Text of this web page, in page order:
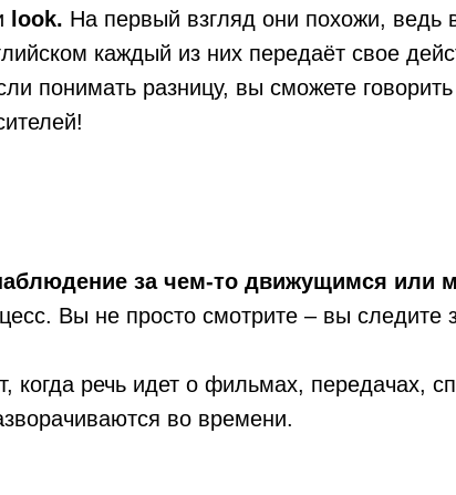
look. На первый взгляд они похожи, ведь
каждый из них передаёт свое
понимать разницу, вы сможете
за чем-то движущимся или
Вы не просто смотрите – вы следите
когда речь идет о фильмах, передачах,
во времени.